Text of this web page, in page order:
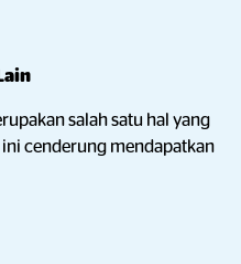
salah satu hal yang
cenderung mendapatkan